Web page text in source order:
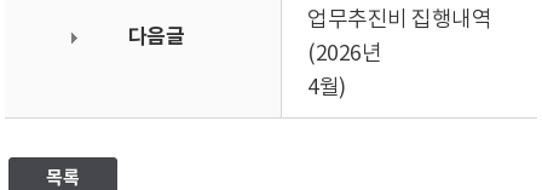
다음글
업무추진비 집행내역
(2026년
4월)
목록